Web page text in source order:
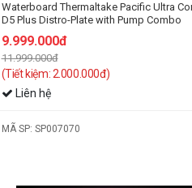
Waterboard Thermaltake Pacific Ultra
D5 Plus Distro-Plate with Pump Combo
9.999.000đ
11.999.000đ
(Tiết kiệm: 2.000.000đ)
Liên hệ
MÃ SP: SP007070